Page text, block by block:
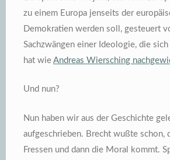
zu einem Europa jenseits der
Demokratien werden soll, gesteuert
Sachzwängen einer Ideologie, die
hat wie Andreas Wiersching
Und nun?
Nun haben wir aus der Geschichte
aufgeschrieben. Brecht wußte schon,
Fressen und dann die Moral kommt.